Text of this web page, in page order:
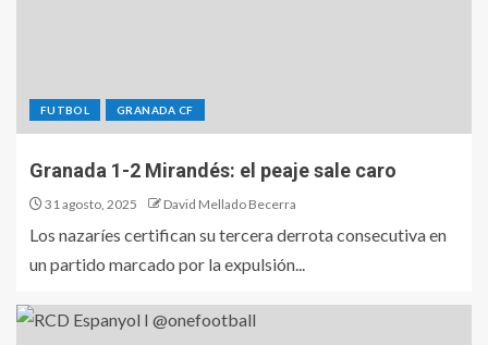
FUTBOL GRANADA CF
Granada 1-2 Mirandés: el peaje sale caro
31 agosto, 2025 David Mellado Becerra
Los nazaríes certifican su tercera derrota consecutiva en
un partido marcado por la expulsión...